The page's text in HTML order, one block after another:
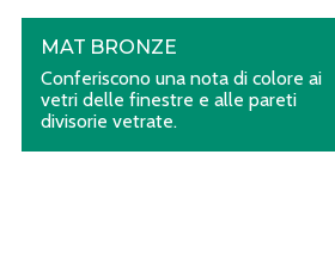
MAT BRONZE
Conferiscono una nota di colore ai
vetri delle finestre e alle pareti
divisorie vetrate.